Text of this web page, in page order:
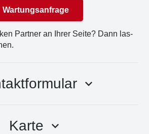
Wartungsanfrage
Part­ner an Ihrer Sei­te? Dann las­
keyboard_arrow_down
Karte keyboard_arrow_down